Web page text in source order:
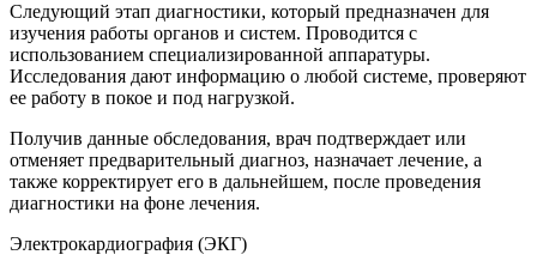
Следующий этап диагностики, который предназначен для
изучения работы органов и систем. Проводится с
использованием специализированной аппаратуры.
Исследования дают информацию о любой системе, проверяют
ее работу в покое и под нагрузкой.
Получив данные обследования, врач подтверждает или
отменяет предварительный диагноз, назначает лечение, а
также корректирует его в дальнейшем, после проведения
диагностики на фоне лечения.
Электрокардиография (ЭКГ)